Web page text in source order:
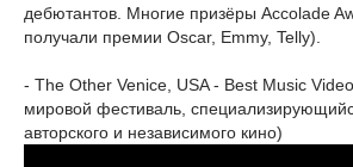
дебютантов. Многие призёры Accolade
получали премии Oscar, Emmy, Telly).
- The Other Venice, USA - Best Music
мировой фестиваль,
авторского и независимого кино)